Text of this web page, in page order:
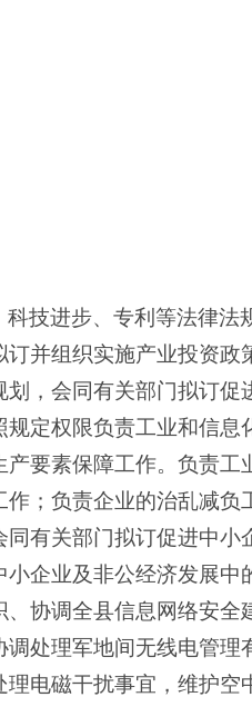
技进步、专利等法律法
并组织实施产业投资
，会同有关部门拟订促
定权限负责工业和信息
要素保障工作。负责工
；负责企业的治乱减负
有关部门拟订促进中
企业及非公经济发展中
协调全县信息网络安
处理军地间无线电管
电磁干扰事宜，维护